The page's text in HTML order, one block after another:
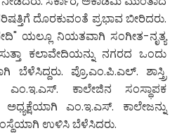
ದೊರಕುವಂತೆ ಪ್ರಭಾವ ಬೀರಿದರು.
ಯಲ್ಲೂ ನಿಯತವಾಗಿ ಸಂಗೀತ-ನೃತ್ಯ
ಕಲಾವೇದಿಯನ್ನು ನಗರದ ಒಂದು
ಪ್ರೊ.ಎಂ.ಪಿ.ಎಲ್. ಶಾಸ್ತ್ರಿ
ಕಾಲೇಜಿನ ಸಂಸ್ಥಾಪಕ
ಎಂ.ಇ.ಎಸ್. ಕಾಲೇಜನ್ನು
ಉಳಿಸಿ ಬೆಳೆಸಿದರು.